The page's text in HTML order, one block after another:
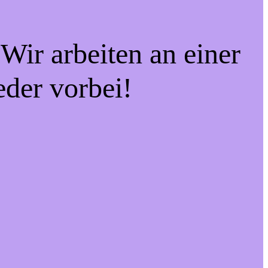
arbeiten an einer
vorbei!